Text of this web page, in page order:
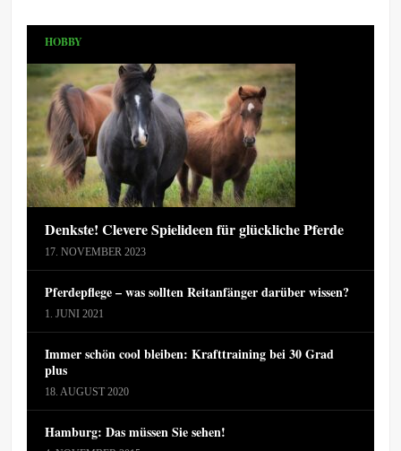
HOBBY
Denkste! Clevere Spielideen für glückliche Pferde
17. NOVEMBER 2023
Pferdepflege – was sollten Reitanfänger darüber wissen?
1. JUNI 2021
Immer schön cool bleiben: Krafttraining bei 30 Grad
plus
18. AUGUST 2020
Hamburg: Das müssen Sie sehen!